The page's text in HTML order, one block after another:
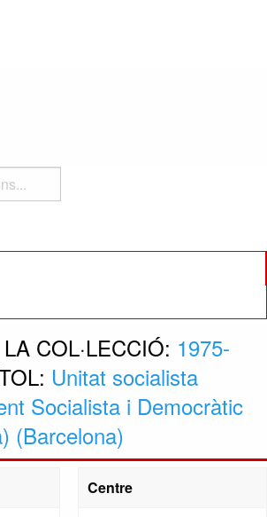
COL·LECCIÓ: 1975-
Unitat socialista
Socialista i Democràtic
(Barcelona)
Centre